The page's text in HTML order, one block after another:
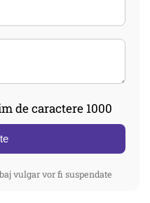
de caractere 1000
vulgar vor fi suspendate